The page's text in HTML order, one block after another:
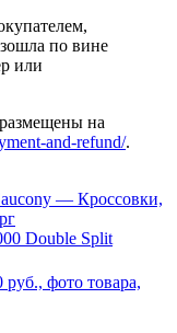
по вине
или
на
and-refund/.
Double Split